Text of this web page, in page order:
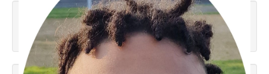
Météo Concarneau